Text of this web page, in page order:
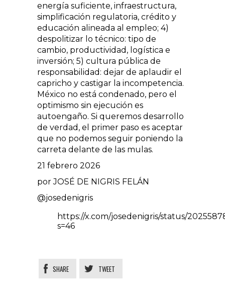
energía suficiente, infraestructura,
simplificación regulatoria, crédito y
educación alineada al empleo; 4)
despolitizar lo técnico: tipo de
cambio, productividad, logística e
inversión; 5) cultura pública de
responsabilidad: dejar de aplaudir el
capricho y castigar la incompetencia.
México no está condenado, pero el
optimismo sin ejecución es
autoengaño. Si queremos desarrollo
de verdad, el primer paso es aceptar
que no podemos seguir poniendo la
carreta delante de las mulas.
21 febrero 2026
por JOSÉ DE NIGRIS FELÁN
@josedenigris
https://x.com/josedenigris/status/
s=46
SHARE TWEET